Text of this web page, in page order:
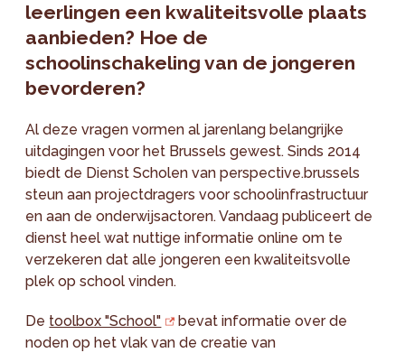
leerlingen een kwaliteitsvolle plaats
aanbieden? Hoe de
schoolinschakeling van de jongeren
bevorderen?
Al deze vragen vormen al jarenlang belangrijke
uitdagingen voor het Brussels gewest. Sinds 2014
biedt de Dienst Scholen van perspective.brussels
steun aan projectdragers voor schoolinfrastructuur
en aan de onderwijsactoren. Vandaag publiceert de
dienst heel wat nuttige informatie online om te
verzekeren dat alle jongeren een kwaliteitsvolle
plek op school vinden.
De toolbox "School"
bevat informatie over de
noden op het vlak van de creatie van